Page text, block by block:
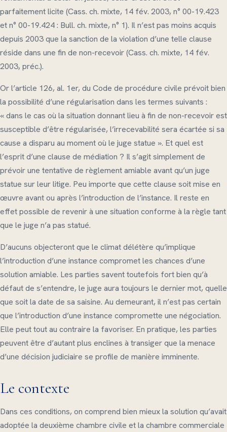
parfaitement licite (Cass. ch. mixte, 14 fév. 2003, n° 00-19.423
et n° 00-19.424 : Bull. ch. mixte, n° 1). Il n’est pas moins acquis
depuis 2003 que la sanction de la violation d’une telle clause
réside dans une fin de non-recevoir (Cass. ch. mixte, 14 fév.
2003, préc.).
Or l’article 126, al. 1er, du Code de procédure civile prévoit bien
la possibilité d’une régularisation dans les termes suivants :
« dans le cas où la situation donnant lieu à fin de non-recevoir est
susceptible d’être régularisée, l’irrecevabilité sera écartée si sa
cause a disparu au moment où le juge statue ». Et quel est
l’esprit d’une clause de médiation ? Il s’agit simplement de
prévoir une tentative de règlement amiable avant qu’un juge
statue sur leur litige. Peu importe que cette clause soit mise en
œuvre avant ou après l’introduction de l’instance. Il reste en
effet possible de revenir à une situation conforme à la règle tant
que le juge n’a pas statué.
D’aucuns objecteront que le climat délétère qu’implique
l’introduction d’une instance compromet les chances d’une
solution amiable. Les parties savent toutefois fort bien qu’à
défaut de s’entendre, le juge aura toujours le dernier mot, quelle
que soit la date de sa saisine. Au demeurant, il n’est pas certain
que l’introduction d’une instance compromette une négociation.
Elle peut tout au contraire la favoriser. En pratique, les parties
peuvent être d’autant plus enclines à transiger que la menace
d’une décision judiciaire se profile de manière imminente.
Le contexte
Dans ces conditions, on comprend bien mieux la solution qu’avait
adoptée la deuxième chambre civile et la chambre commerciale